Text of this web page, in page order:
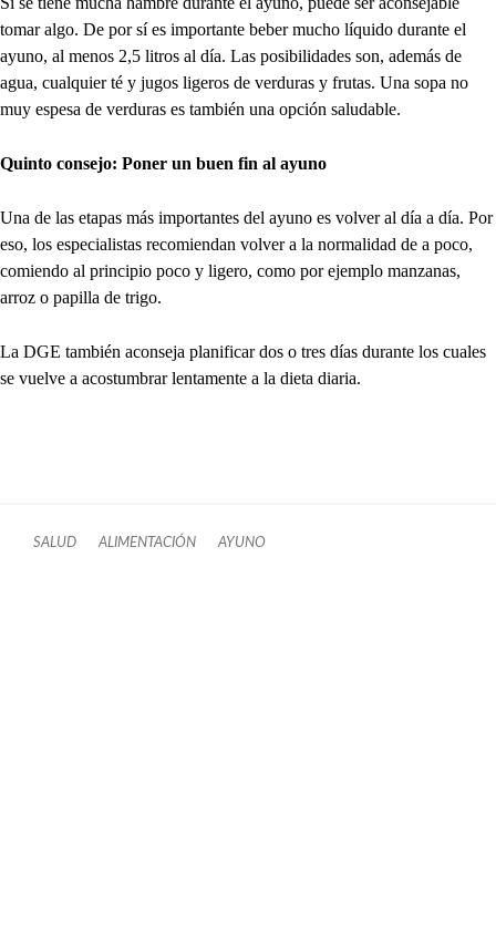
tomar algo. De por sí es importante beber mucho líquido durante el
ayuno, al menos 2,5 litros al día. Las posibilidades son, además de
agua, cualquier té y jugos ligeros de verduras y frutas. Una sopa no
muy espesa de verduras es también una opción saludable.
Quinto consejo: Poner un buen fin al ayuno
Una de las etapas más importantes del ayuno es volver al día a día. Por
eso, los especialistas recomiendan volver a la normalidad de a poco,
comiendo al principio poco y ligero, como por ejemplo manzanas,
arroz o papilla de trigo.
La DGE también aconseja planificar dos o tres días durante los cuales
se vuelve a acostumbrar lentamente a la dieta diaria.
SALUD ALIMENTACIÓN AYUNO